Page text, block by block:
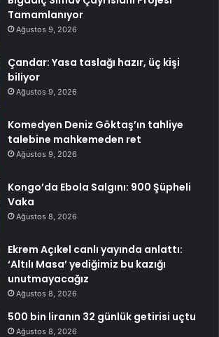
Tamamlanıyor
Ağustos 9, 2026
Çandar: Yasa taslağı hazır, üç kişi
biliyor
Ağustos 9, 2026
Komedyen Deniz Göktaş’ın tahliye
talebine mahkemeden ret
Ağustos 9, 2026
Kongo’da Ebola Salgını: 900 Şüpheli
Vaka
Ağustos 8, 2026
Ekrem Açıkel canlı yayında anlattı:
‘Altılı Masa’ yediğimiz bu kazığı
unutmayacağız
Ağustos 8, 2026
500 bin liranın 32 günlük getirisi uçtu
Ağustos 8, 2026